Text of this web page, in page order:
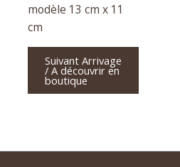
modèle 13 cm x 11
cm
Suivant Arrivage
/ A découvrir en
boutique